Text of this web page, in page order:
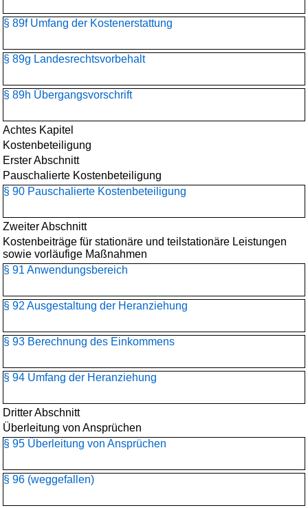
§ 89f Umfang der Kostenerstattung
§ 89g Landesrechtsvorbehalt
§ 89h Übergangsvorschrift
Achtes Kapitel
Kostenbeteiligung
Erster Abschnitt
Pauschalierte Kostenbeteiligung
§ 90 Pauschalierte Kostenbeteiligung
Zweiter Abschnitt
Kostenbeiträge für stationäre und teilstationäre Leistungen
sowie vorläufige Maßnahmen
§ 91 Anwendungsbereich
§ 92 Ausgestaltung der Heranziehung
§ 93 Berechnung des Einkommens
§ 94 Umfang der Heranziehung
Dritter Abschnitt
Überleitung von Ansprüchen
§ 95 Überleitung von Ansprüchen
§ 96 (weggefallen)